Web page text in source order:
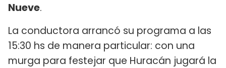
Nueve.
La conductora arrancó su programa a las
15:30 hs de manera particular: con una
murga para festejar que Huracán jugará la